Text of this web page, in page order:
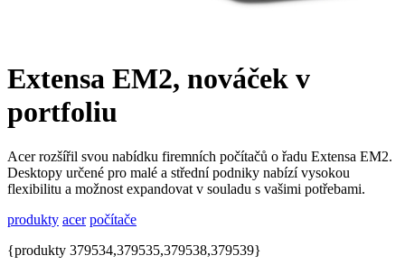
Extensa EM2, nováček v
portfoliu
Acer rozšířil svou nabídku firemních počítačů o řadu Extensa EM2.
Desktopy určené pro malé a střední podniky nabízí vysokou
flexibilitu a možnost expandovat v souladu s vašimi potřebami.
produkty acer počítače
{produkty 379534,379535,379538,379539}